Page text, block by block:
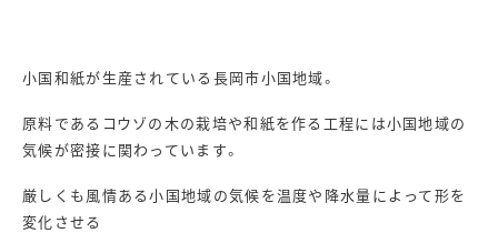
小国和紙が生産されている長岡市小国地域。
原料であるコウゾの木の栽培や和紙を作る工程には小国地域の
気候が密接に関わっています。
厳しくも風情ある小国地域の気候を温度や降水量によって形を
変化させる